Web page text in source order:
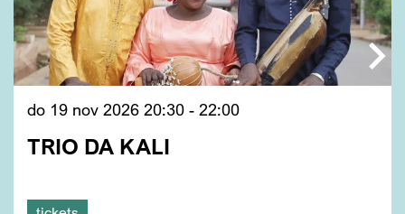
TRIO DA KALI
do 19 nov 2026 20:30 - 22:00